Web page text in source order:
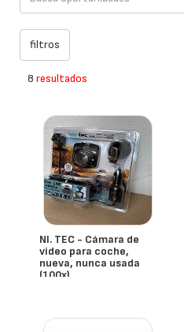
8 resultados
NI. TEC - Cámara de
vídeo para coche,
nueva, nunca usada
(100x)